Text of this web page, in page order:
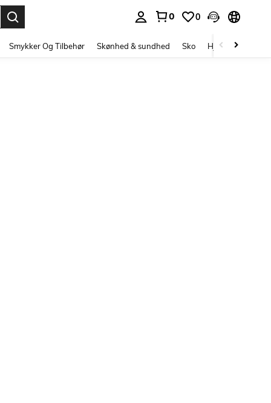
0 0
Smykker Og Tilbehør Skønhed & sundhed Sko Hjem Tekstiler